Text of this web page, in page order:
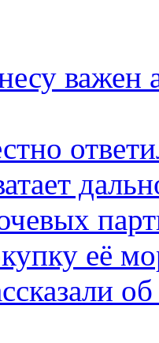
важен
её